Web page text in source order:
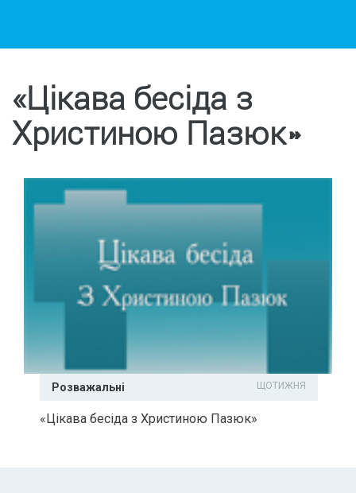
«Цікава бесіда з
Христиною Пазюк»
Розважальні ЩОТИЖНЯ
«Цікава бесіда з Христиною Пазюк»